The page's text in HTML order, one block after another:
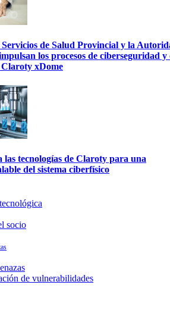
de Salud Provincial y la
los procesos de ciberseguridad y
xDome
las tecnologías de Claroty para una
del sistema ciberfísico
socio
de vulnerabilidades